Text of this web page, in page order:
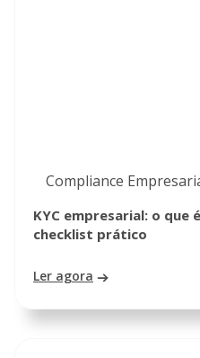
Compliance
KYC empresarial: o que
checklist prático
Ler agora